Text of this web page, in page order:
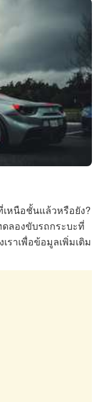
หนือชั้นแล้วหรือยัง?
ลองขับรถกระบะที่
ราเพื่อข้อมูลเพิ่มเติม